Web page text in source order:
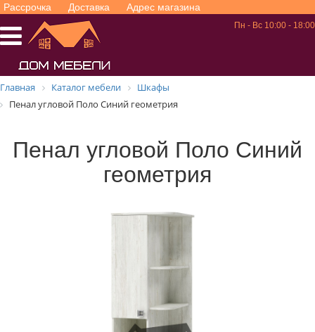
Рассрочка Доставка Адрес магазина
Пн - Вс 10:00 - 18:00
Главная Каталог мебели
Шкафы
Пенал угловой Поло Синий геометрия
Пенал угловой Поло Синий
геометрия